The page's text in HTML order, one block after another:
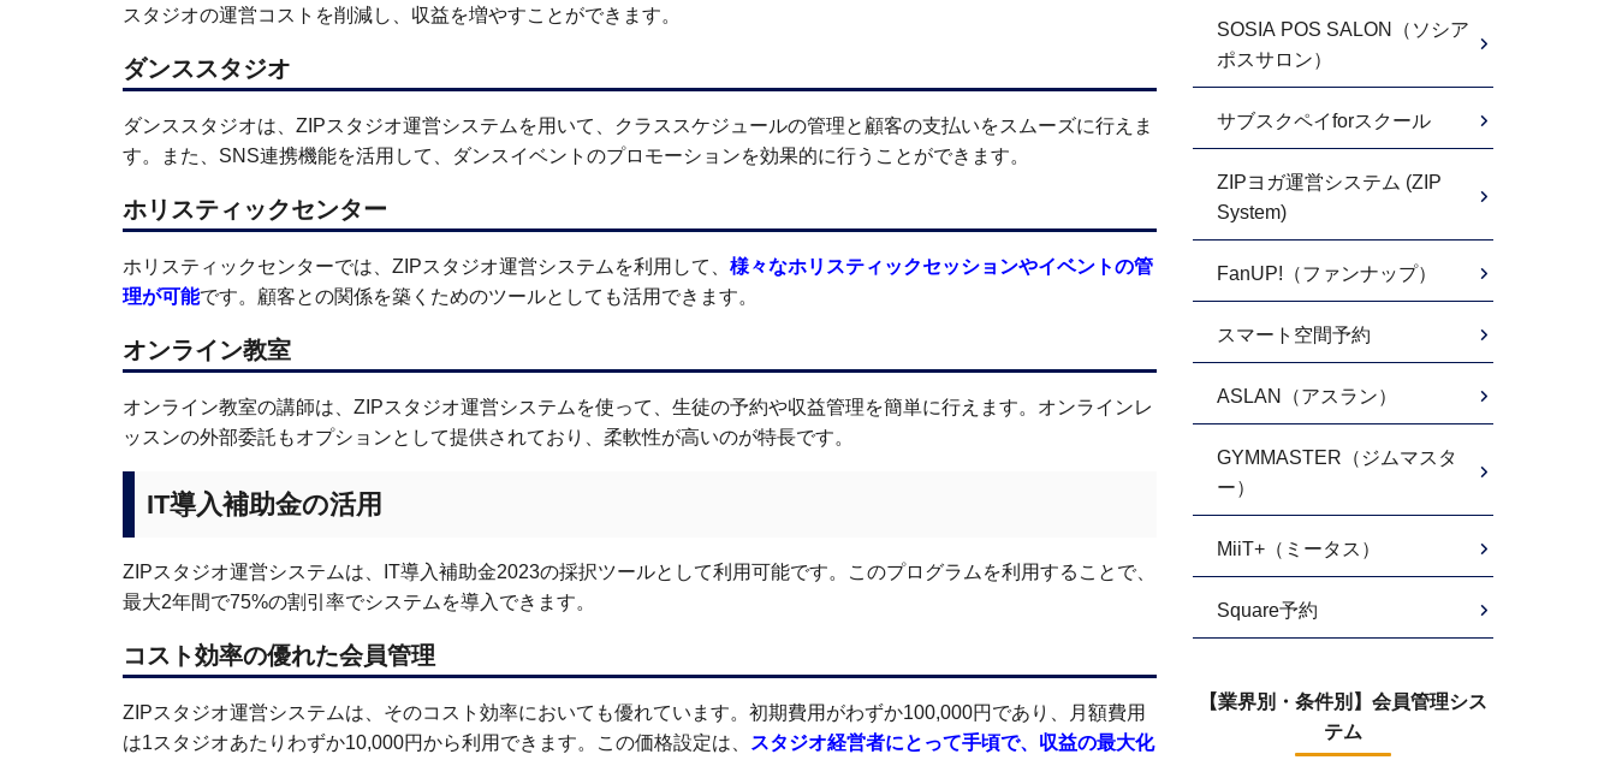
スタジオの運営コストを削減し、収益を増やすことができます。
ダンススタジオ
ダンススタジオは、ZIPスタジオ運営システムを用いて、クラススケジュールの管理と顧客の支払いをスムーズに行えま
す。また、SNS連携機能を活用して、ダンスイベントのプロモーションを効果的に行うことができます。
ホリスティックセンター
ホリスティックセンターでは、ZIPスタジオ運営システムを利用して、 様々なホリスティックセッションやイベントの管
理が可能です。顧客との関係を築くためのツールとしても活用できます。
オンライン教室
オンライン教室の講師は、ZIPスタジオ運営システムを使って、生徒の予約や収益管理を簡単に行えます。オンラインレ
ッスンの外部委託もオプションとして提供されており、柔軟性が高いのが特長です。
IT導入補助金の活用
ZIPスタジオ運営システムは、IT導入補助金2023の採択ツールとして利用可能です。このプログラムを利用することで、
最大2年間で75%の割引率でシステムを導入できます。
コスト効率の優れた会員管理
ZIPスタジオ運営システムは、そのコスト効率においても優れています。初期費用がわずか100,000円であり、月額費用
は1スタジオあたりわずか10,000円から利用できます。この価格設定は、 スタジオ経営者にとって手頃で、収益の最大化
SOSIA POS SALON（ソシア
ポスサロン）
サブスクペイforスクール
ZIPヨガ運営システム (ZIP
System)
FanUP!（ファンナップ）
スマート空間予約
ASLAN（アスラン）
GYMMASTER（ジムマスタ
ー）
MiiT+（ミータス）
Square予約
【業界別・条件別】会員管理シス
テム